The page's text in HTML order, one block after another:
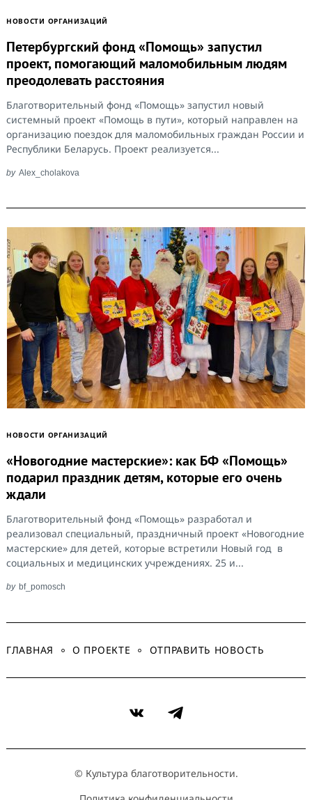
НОВОСТИ ОРГАНИЗАЦИЙ
Петербургский фонд «Помощь» запустил
проект, помогающий маломобильным людям
преодолевать расстояния
Благотворительный фонд «Помощь» запустил новый
системный проект «Помощь в пути», который направлен на
организацию поездок для маломобильных граждан России и
Республики Беларусь. Проект реализуется...
by Alex_cholakova
НОВОСТИ ОРГАНИЗАЦИЙ
«Новогодние мастерские»: как БФ «Помощь»
подарил праздник детям, которые его очень
ждали
Благотворительный фонд «Помощь» разработал и
реализовал специальный, праздничный проект «Новогодние
мастерские» для детей, которые встретили Новый год в
социальных и медицинских учреждениях. 25 и...
by bf_pomosch
ГЛАВНАЯ О ПРОЕКТЕ ОТПРАВИТЬ НОВОСТЬ
VK Telegram
© Культура благотворительности.